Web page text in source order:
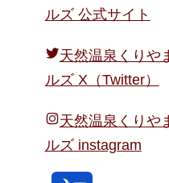
ルズ 公式サイト
天然温泉くりや
ルズ X（Twitter）
天然温泉くりや
ルズ instagram